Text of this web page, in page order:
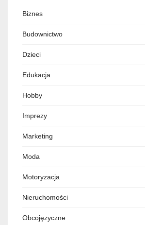
Biznes
Budownictwo
Dzieci
Edukacja
Hobby
Imprezy
Marketing
Moda
Motoryzacja
Nieruchomości
Obcojęzyczne